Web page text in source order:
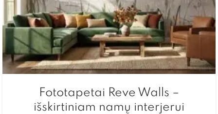
Fototapetai Reve Walls –
išskirtiniam namų interjerui